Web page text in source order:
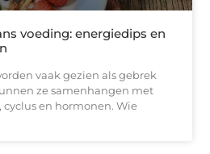
voeding: energiedips en
vaak gezien als gebrek
ze samenhangen met
cyclus en hormonen. Wie